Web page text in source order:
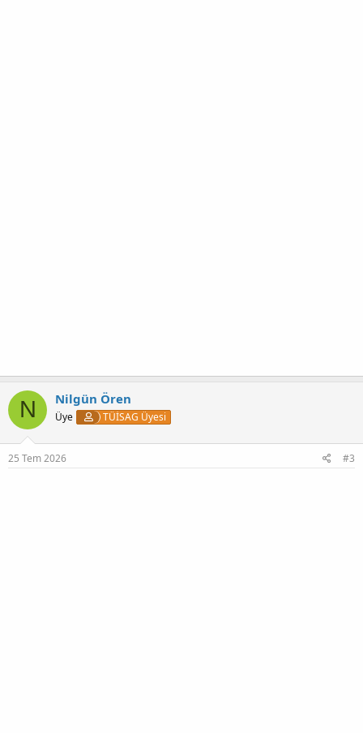
N Nilgün Ören
Üye TÜİSAG Üyesi
25 Tem 2026 #3